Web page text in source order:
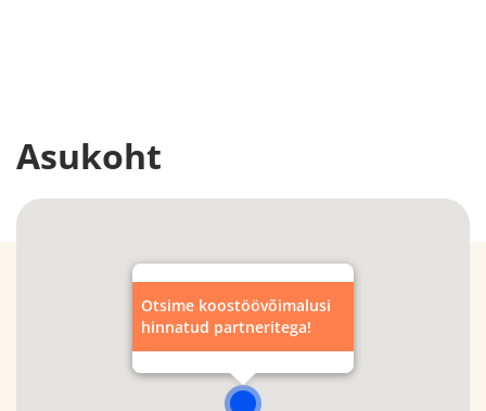
Asukoht
Otsime koostöövõimalusi
hinnatud partneritega!